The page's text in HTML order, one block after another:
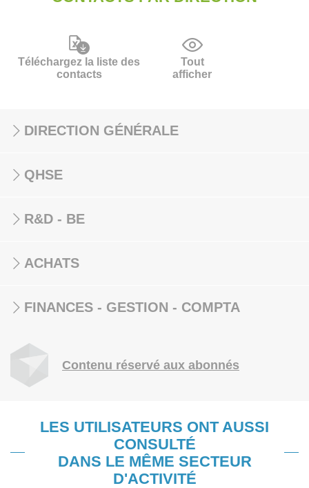
Téléchargez la liste des
contacts
Tout
afficher
DIRECTION GÉNÉRALE
QHSE
R&D - BE
ACHATS
FINANCES - GESTION - COMPTA
Contenu réservé aux abonnés
LES UTILISATEURS ONT AUSSI
CONSULTÉ
DANS LE MÊME SECTEUR
D'ACTIVITÉ